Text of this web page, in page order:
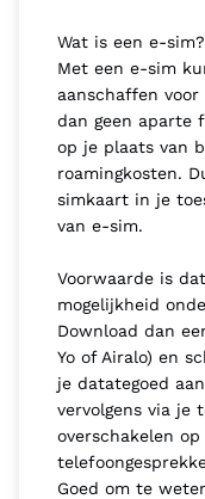
Wat is een e-
Met een e-sim
aanschaffen
dan geen aparte
op je plaats van
roamingkosten.
simkaart in je
van e-sim.
Voorwaarde is
mogelijkheid
Download dan
Yo of Airalo) en
je datategoed
vervolgens via je
overschakelen
Goed om te